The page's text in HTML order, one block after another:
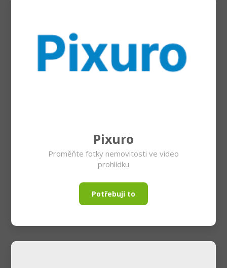
Pixuro
Proměňte fotky nemovitosti ve video
prohlídku
Potřebuji to